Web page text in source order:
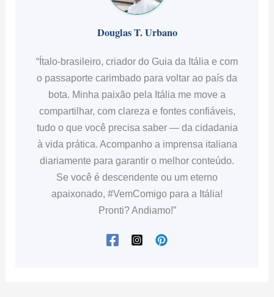
Douglas T. Urbano
“Ítalo-brasileiro, criador do Guia da Itália e com
o passaporte carimbado para voltar ao país da
bota. Minha paixão pela Itália me move a
compartilhar, com clareza e fontes confiáveis,
tudo o que você precisa saber — da cidadania
à vida prática. Acompanho a imprensa italiana
diariamente para garantir o melhor conteúdo.
Se você é descendente ou um eterno
apaixonado, #VemComigo para a Itália!
Pronti? Andiamo!”